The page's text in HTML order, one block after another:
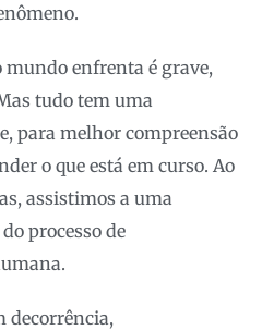
mundo enfrenta é grave,
tudo tem uma
para melhor compreensão
o que está em curso. Ao
assistimos a uma
processo de
decorrência,